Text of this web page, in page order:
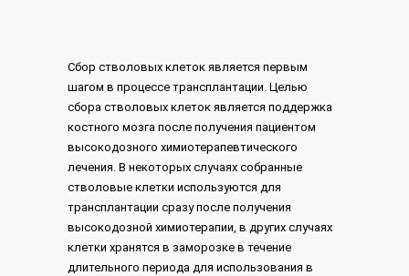
Сбор стволовых клеток является первым
шагом в процессе трансплантации. Целью
сбора стволовых клеток является поддержка
костного мозга после получения пациентом
высокодозного химиотерапевтического
лечения. В некоторых случаях собранные
стволовые клетки используются для
трансплантации сразу после получения
высокодозной химиотерапии, в других случаях
клетки хранятся в заморозке в течение
длительного периода для использования в